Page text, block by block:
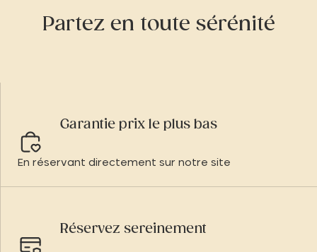
Partez en toute sérénité
Garantie prix le plus bas
En réservant directement sur notre site
Réservez sereinement